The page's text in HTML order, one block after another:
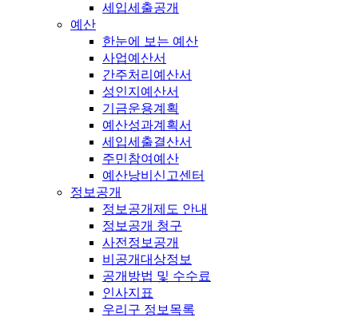
세입세출공개
예산
한눈에 보는 예산
사업예산서
간주처리예산서
성인지예산서
기금운용계획
예산성과계획서
세입세출결산서
주민참여예산
예산낭비신고센터
정보공개
정보공개제도 안내
정보공개 청구
사전정보공개
비공개대상정보
공개방법 및 수수료
인사지표
우리구 정보목록